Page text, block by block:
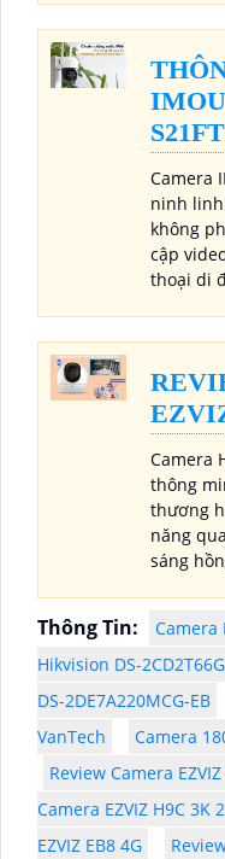
Camera
ninh linh
không
cập
thoại di
Camera
thông
thương
năng
sáng
Thông Tin: Camera
Hikvision DS-
DS-2DE7A220MCG-EB
VanTech
Camera
Review Camera
Camera EZVIZ H9C 3K
EZVIZ EB8 4G